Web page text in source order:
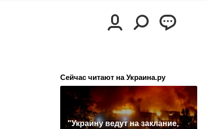
Сейчас читают на Украина.ру
"Украину ведут на заклание,